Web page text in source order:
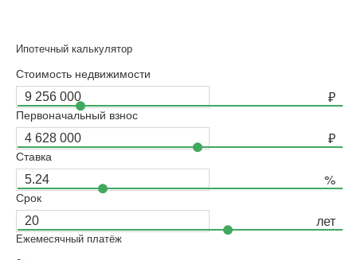
Ипотечный калькулятор
Стоимость недвижимости
Первоначальный взнос
Ставка
Срок
Ежемесячный платёж